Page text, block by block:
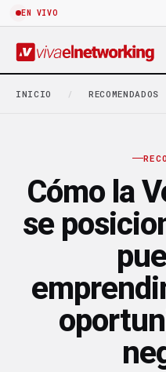
EN VIVO
INICIO / RECOMENDADOS
Cómo la
se